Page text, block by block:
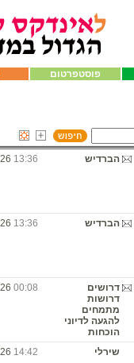
פוסטפרטום
הברדיש 13:36
הברדיש 13:36
דרושים
דרושות
מתמחים
להגעה לדיוני
הוכחות
00:08
שירלי 14:42